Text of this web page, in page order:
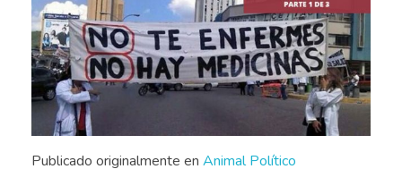
Publicado originalmente en Animal Político